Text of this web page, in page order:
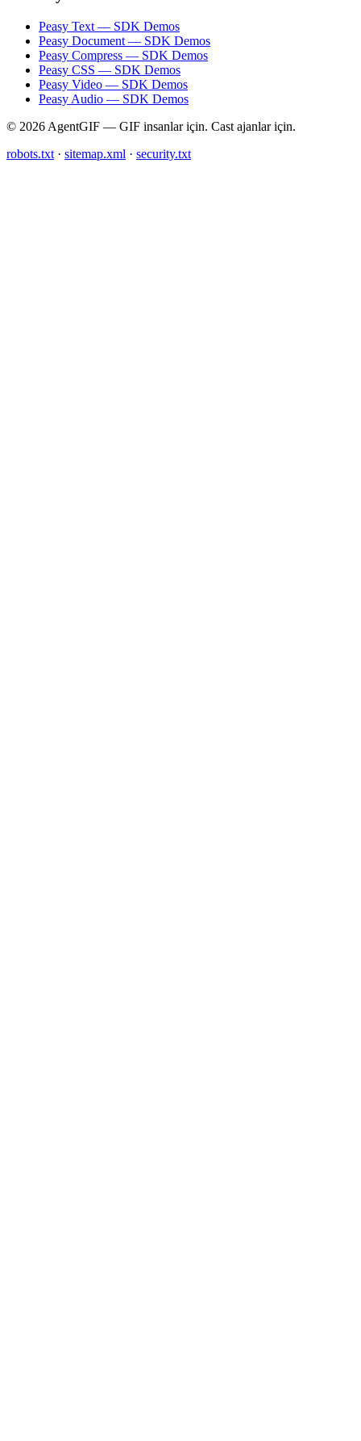
Peasy Text — SDK Demos
Peasy Document — SDK Demos
Peasy Compress — SDK Demos
Peasy CSS — SDK Demos
Peasy Video — SDK Demos
Peasy Audio — SDK Demos
© 2026 AgentGIF — GIF insanlar için. Cast ajanlar için.
robots.txt · sitemap.xml · security.txt